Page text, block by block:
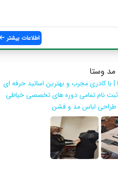
اطلاعات بیشتر
وستا
با کادری مجرب و بهترین اساتید حرفه ای
نام تمامی دوره های تخصصی خیاطی
طراحی لباس مد و فشن